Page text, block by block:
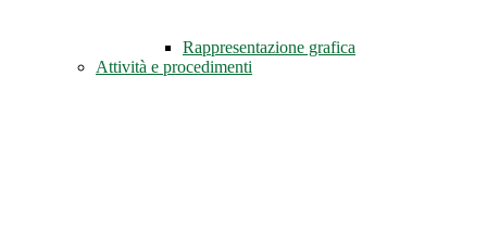
Rappresentazione grafica
Attività e procedimenti